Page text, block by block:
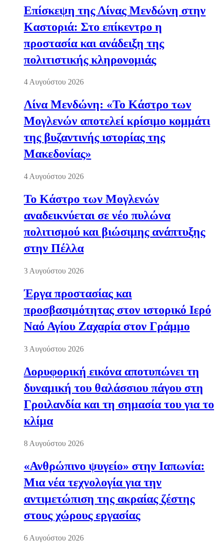
Επίσκεψη της Λίνας Μενδώνη στην
Καστοριά: Στο επίκεντρο η
προστασία και ανάδειξη της
πολιτιστικής κληρονομιάς
4 Αυγούστου 2026
Λίνα Μενδώνη: «Το Κάστρο των
Μογλενών αποτελεί κρίσιμο κομμάτι
της βυζαντινής ιστορίας της
Μακεδονίας»
4 Αυγούστου 2026
Το Κάστρο των Μογλενών
αναδεικνύεται σε νέο πυλώνα
πολιτισμού και βιώσιμης ανάπτυξης
στην Πέλλα
3 Αυγούστου 2026
Έργα προστασίας και
προσβασιμότητας στον ιστορικό Ιερό
Ναό Αγίου Ζαχαρία στον Γράμμο
3 Αυγούστου 2026
Δορυφορική εικόνα αποτυπώνει τη
δυναμική του θαλάσσιου πάγου στη
Γροιλανδία και τη σημασία του για το
κλίμα
8 Αυγούστου 2026
«Ανθρώπινο ψυγείο» στην Ιαπωνία:
Μια νέα τεχνολογία για την
αντιμετώπιση της ακραίας ζέστης
στους χώρους εργασίας
6 Αυγούστου 2026